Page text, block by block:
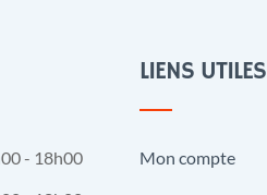
- 18h00
LIENS UTILES
Mon compte